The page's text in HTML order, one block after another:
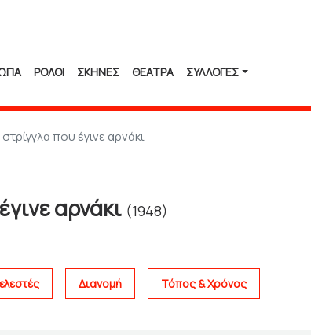
ΡΟΛΟΙ ΣΚΗΝΕΣ ΘΕΑΤΡΑ ΣΥΛΛΟΓΈΣ
που έγινε αρνάκι
αρνάκι (1948)
Διανομή Τόπος & Χρόνος